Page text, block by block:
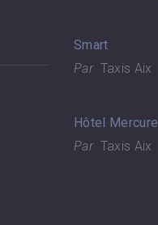
Smart
Par Taxis Aix
Hôtel
Par Taxis Aix